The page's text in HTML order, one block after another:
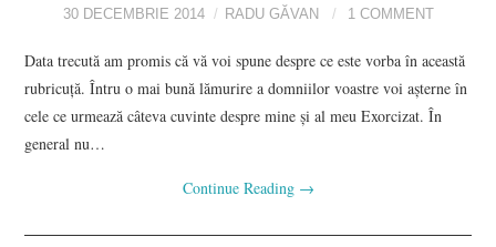
30 DECEMBRIE 2014 RADU GĂVAN 1 COMMENT
Data trecută am promis că vă voi spune despre ce este vorba în această
rubricuță. Întru o mai bună lămurire a domniilor voastre voi aşterne în
cele ce urmează câteva cuvinte despre mine şi al meu Exorcizat. În
general nu…
Continue Reading →